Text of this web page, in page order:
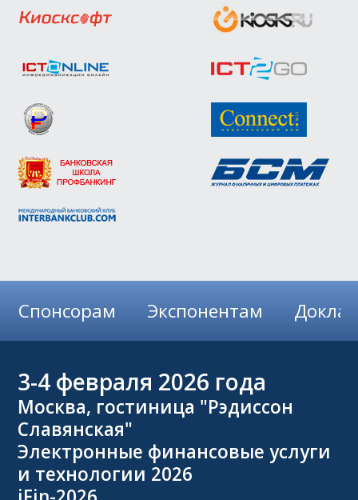
Спонсорам Экспонентам
3-4 февраля 2026 года
Москва, гостиница "Рэдиссон
Славянская"
Электронные финансовые услуги
и технологии 2026